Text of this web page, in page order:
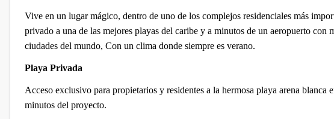
Vive en un lugar mágico, dentro de uno de los complejos residenciales más
privado a una de las mejores playas del caribe y a minutos de un aeropuerto con
ciudades del mundo, Con un clima donde siempre es verano.
Playa Privada
Acceso exclusivo para propietarios y residentes a la hermosa playa arena blanca
minutos del proyecto.